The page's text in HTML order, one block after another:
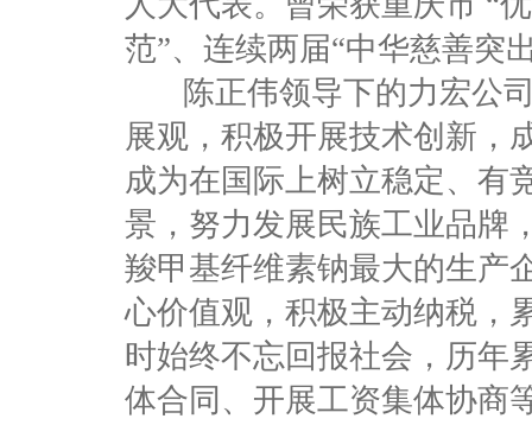
范”、连续两届“中华慈善突
陈正伟领导下的力宏公司
展观，积极开展技术创新，
成为在国际上树立稳定、有
景，努力发展民族工业品牌
羧甲基纤维素钠最大的生产
心价值观，积极主动纳税，
时始终不忘回报社会，历年
体合同、开展工资集体协商